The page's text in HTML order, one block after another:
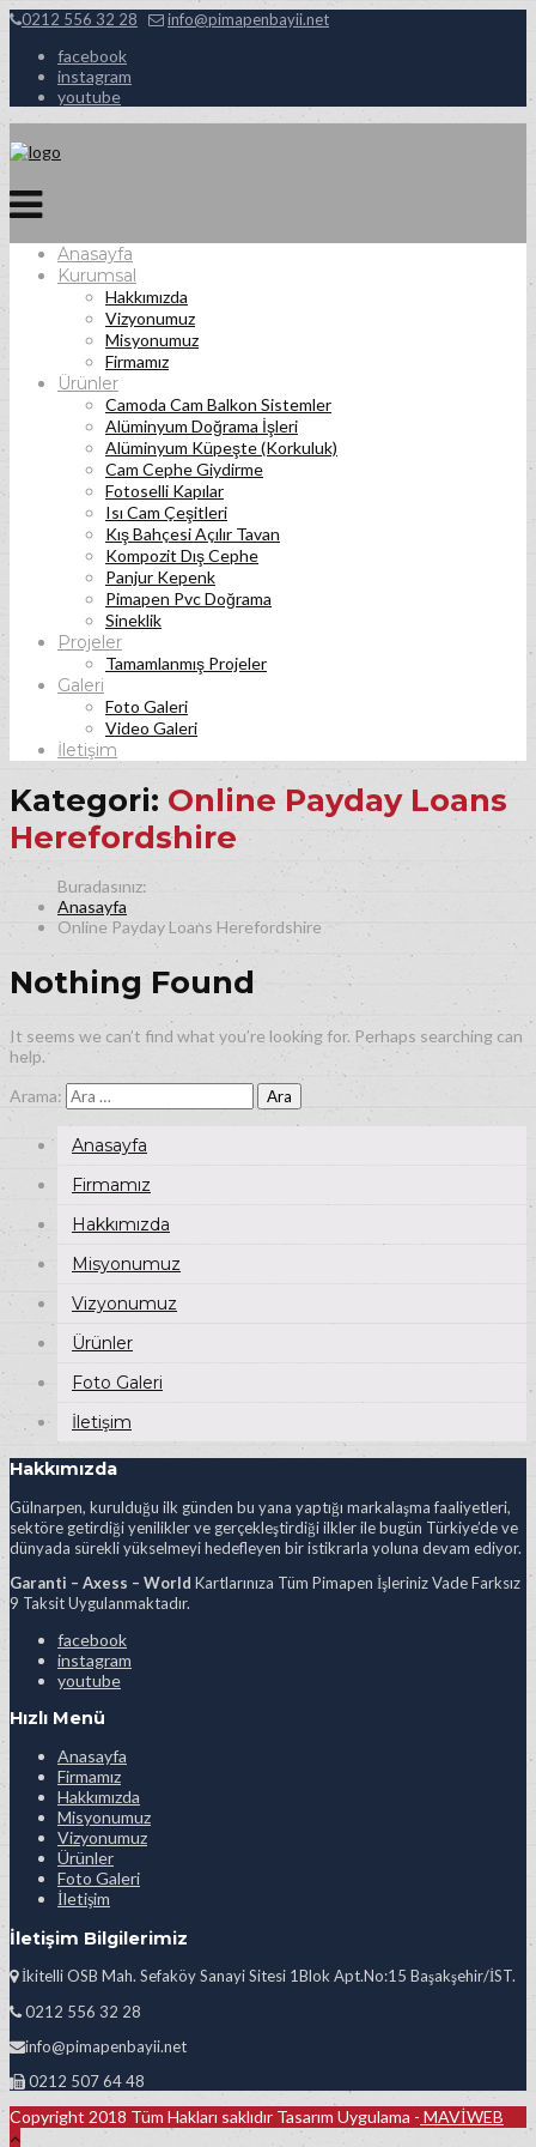
0212 556 32 28 info@pimapenbayii.net
facebook
instagram
youtube
Anasayfa
Kurumsal
Hakkımızda
Vizyonumuz
Misyonumuz
Firmamız
Ürünler
Camoda Cam Balkon Sistemler
Alüminyum Doğrama İşleri
Alüminyum Küpeşte (Korkuluk)
Cam Cephe Giydirme
Fotoselli Kapılar
Isı Cam Çeşitleri
Kış Bahçesi Açılır Tavan
Kompozit Dış Cephe
Panjur Kepenk
Pimapen Pvc Doğrama
Sineklik
Projeler
Tamamlanmış Projeler
Galeri
Foto Galeri
Video Galeri
İletişim
Kategori: Online Payday Loans
Herefordshire
Anasayfa
Online Payday Loans Herefordshire
Nothing Found
It seems we can’t find what you’re looking for. Perhaps searching can
help.
Arama:
Anasayfa
Firmamız
Hakkımızda
Misyonumuz
Vizyonumuz
Ürünler
Foto Galeri
İletişim
Hakkımızda
Gülnarpen, kurulduğu ilk günden bu yana yaptığı markalaşma faaliyetleri,
sektöre getirdiği yenilikler ve gerçekleştirdiği ilkler ile bugün Türkiye’de ve
dünyada sürekli yükselmeyi hedefleyen bir istikrarla yoluna devam ediyor.
Garanti – Axess – World Kartlarınıza Tüm Pimapen İşleriniz Vade Farksız
9 Taksit Uygulanmaktadır.
facebook
instagram
youtube
Hızlı Menü
Anasayfa
Firmamız
Hakkımızda
Misyonumuz
Vizyonumuz
Ürünler
Foto Galeri
İletişim
İletişim Bilgilerimiz
İkitelli OSB Mah. Sefaköy Sanayi Sitesi 1Blok Apt.No:15 Başakşehir/İST.
0212 556 32 28
info@pimapenbayii.net
0212 507 64 48
Copyright 2018 Tüm Hakları saklıdır Tasarım Uygulama - MAVİWEB